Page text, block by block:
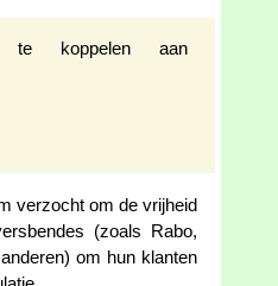
te koppelen aan
verzocht om de vrijheid
(zoals Rabo,
om hun klanten